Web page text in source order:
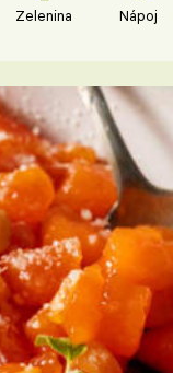
Zelenina Nápoje